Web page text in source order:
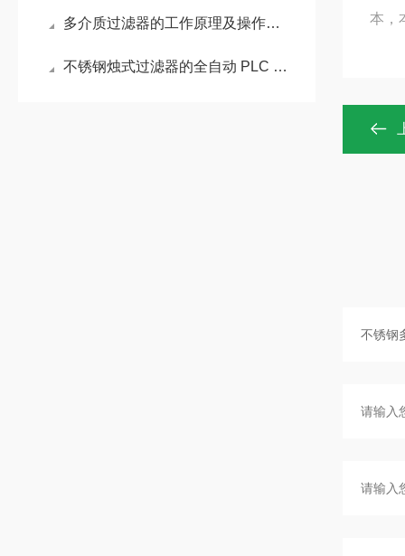
多介质过滤器的工作原理及操作日常维护
不锈钢烛式过滤器的全自动 PLC 控制系统配置方案
本，